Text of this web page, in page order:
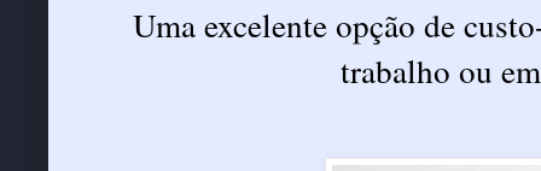
Uma excelente opção de
trabalho ou